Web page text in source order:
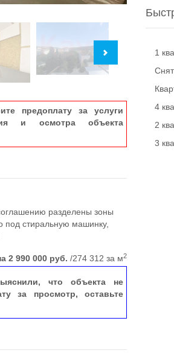
предоплату за услуги
и осмотра объекта
разделены зоны
под стиральную машинку,
2 990 000 руб. /274 312 за м2
что объекта не
за просмотр, оставьте
1
4
2
3